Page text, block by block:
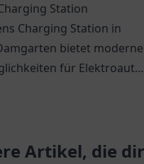
Station
Charging Station in
bietet moderne
für Elektroautos
Artikel, die